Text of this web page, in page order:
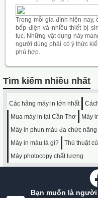
Trong mỗi gia đình hiện nay,
bếp điện và nhiều thiết bị
tục. Những vật dụng này
người dùng phải có ý thức
phù hợp.
Tìm kiếm nhiều nhất
Các hãng máy in lớn nhất
Mua máy in tại Cần Thơ
Máy
Máy in phun màu đa chức năng
Máy in màu là gì?
Thủ thuật
Máy photocopy chất lượng
Bạn muốn là